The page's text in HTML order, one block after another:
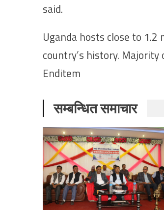
said.
Uganda hosts close to
country’s history.
Enditem
सम्बन्धित समाचार